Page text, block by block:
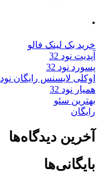
.
خرید بک لینک فالو
آپدیت نود 32
پسورد نود 32
اوکلی لایسنس رایگان نود 32
همیار نود 32
بهترین سئو
رایگان
آخرین دیدگاه‌ها
بایگانی‌ها